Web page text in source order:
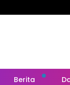
Berita